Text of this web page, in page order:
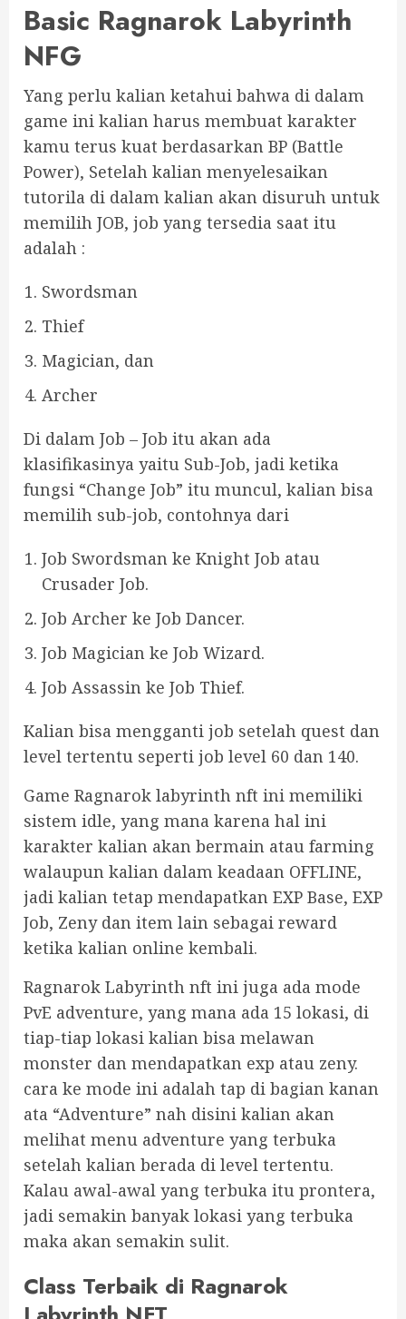
Basic Ragnarok Labyrinth
NFG
Yang perlu kalian ketahui bahwa di dalam
game ini kalian harus membuat karakter
kamu terus kuat berdasarkan BP (Battle
Power), Setelah kalian menyelesaikan
tutorila di dalam kalian akan disuruh untuk
memilih JOB, job yang tersedia saat itu
adalah :
Swordsman
Thief
Magician, dan
Archer
Di dalam Job – Job itu akan ada
klasifikasinya yaitu Sub-Job, jadi ketika
fungsi “Change Job” itu muncul, kalian bisa
memilih sub-job, contohnya dari
Job Swordsman ke Knight Job atau
Crusader Job.
Job Archer ke Job Dancer.
Job Magician ke Job Wizard.
Job Assassin ke Job Thief.
Kalian bisa mengganti job setelah quest dan
level tertentu seperti job level 60 dan 140.
Game Ragnarok labyrinth nft ini memiliki
sistem idle, yang mana karena hal ini
karakter kalian akan bermain atau farming
walaupun kalian dalam keadaan OFFLINE,
jadi kalian tetap mendapatkan EXP Base, EXP
Job, Zeny dan item lain sebagai reward
ketika kalian online kembali.
Ragnarok Labyrinth nft ini juga ada mode
PvE adventure, yang mana ada 15 lokasi, di
tiap-tiap lokasi kalian bisa melawan
monster dan mendapatkan exp atau zeny.
cara ke mode ini adalah tap di bagian kanan
ata “Adventure” nah disini kalian akan
melihat menu adventure yang terbuka
setelah kalian berada di level tertentu.
Kalau awal-awal yang terbuka itu prontera,
jadi semakin banyak lokasi yang terbuka
maka akan semakin sulit.
Class Terbaik di Ragnarok